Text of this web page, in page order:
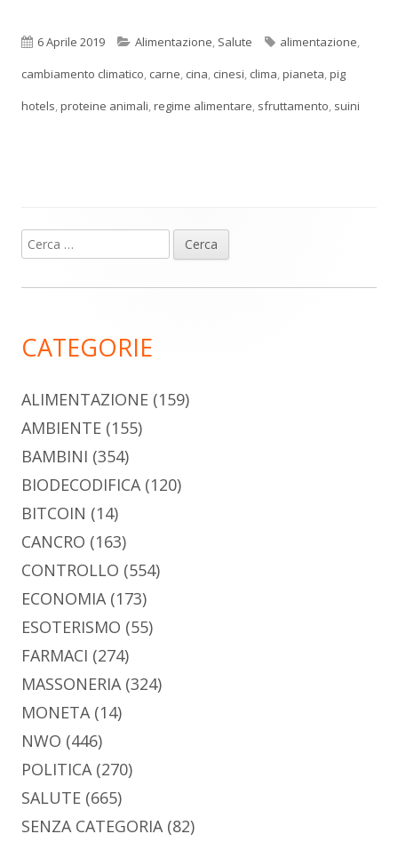
Pubblicato
6 Aprile 2019 Categorie
Alimentazione, Salute Tag
alimentazione,
cambiamento climatico, carne, cina, cinesi, clima,pianeta,pig
hotels,proteine animali,regime alimentare, sfruttamento, suini
Barra
laterale
Ricerca
per:
CATEGORIE
ALIMENTAZIONE (159)
AMBIENTE (155)
BAMBINI (354)
BIODECODIFICA (120)
BITCOIN (14)
CANCRO (163)
CONTROLLO (554)
ECONOMIA (173)
ESOTERISMO (55)
FARMACI (274)
MASSONERIA (324)
MONETA (14)
NWO (446)
POLITICA (270)
SALUTE (665)
SENZA CATEGORIA (82)